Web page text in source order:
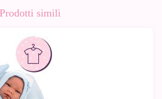
Prodotti simili